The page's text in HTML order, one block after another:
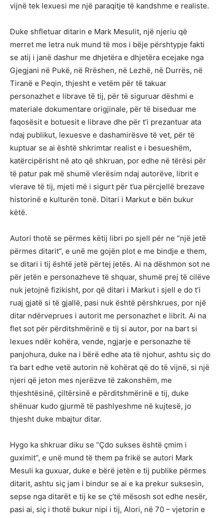
vijnë tek lexuesi me një paraqitje të kandshme e realiste.
Duke shfletuar ditarin e Mark Mesulit, një njeriu që
merret me letra nuk mund të mos i bëje përshtypje fakti
se atij i janë dashur me dhjetëra e dhjetëra ecejake nga
Gjegjani në Pukë, në Rrëshen, në Lezhë, në Durrës, në
Tiranë e Peqin, thjesht e vetëm për të takuar
personazhet e librave të tij, për të siguruar dëshmi e
materiale dokumentare origjinale, për të biseduar me
faqosësit e botuesit e librave dhe për t’i prezantuar ata
ndaj publikut, lexuesve e dashamirësve të vet, për të
kuptuar se ai është shkrimtar realist e i besueshëm,
katërcipërisht në ato që shkruan, por edhe në tërësi për
të patur pak më shumë vlerësim ndaj autorëve, librit e
vlerave të tij, mjeti më i sigurt për t’ua përcjellë brezave
historinë e kulturën tonë. Ditari i Markut e bën bukur
këtë.
Autori thotë se përmes këtij libri po sjell për ne “një jetë
përmes ditarit”, e unë me gojën plot e me bindje e them,
se ditari i tij është jetë përtej jetës. Ai na dëshmon sot ne
për jetën e personazheve të shquar, shumë prej të cilëve
nuk jetojnë fizikisht, por që ditari i Markut i sjell e do t’i
ruaj gjatë si të gjallë, pasi nuk është përshkrues, por një
ditar ndërveprues i autorit me personazhet e librit. Ai na
flet sot për përditshmërinë e tij si autor, por na bart si
lexues ndër kohëra, vende, ngjarje e personazhe të
panjohura, duke na i bërë edhe ata të njohur, ashtu siç do
t’a bart edhe vetë autorin në kohërat që do të vijnë, si një
njeri që jeton mes njerëzve të zakonshëm, me
thjeshtësinë, çiltërsinë e përditshmërinë e tij, duke
shënuar kudo gjurmë të pashlyeshme në kujtesë, jo
thjesht duke mbajtur ditar.
Hygo ka shkruar diku se “Çdo sukses është çmim i
guximit”, e unë mund të them pa frikë se autori Mark
Mesuli ka guxuar, duke e bërë jetën e tij publike përmes
ditarit, ashtu siç jam i bindur se ai e ka prekur suksesin,
sepse nga ditarët e tij ke se ç’të mësosh sot edhe nesër,
pasi ai, siç i thotë bukur nipi i tij, Alori, në 70 – vjetorin e